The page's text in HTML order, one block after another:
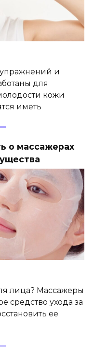
и
для
кожи
иметь
о массажерах
лица? Массажеры
средство ухода за
ее